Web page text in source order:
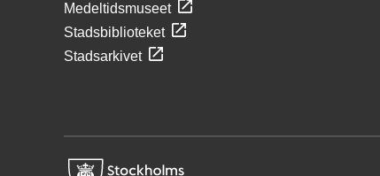
Medeltidsmuseet
Stadsbiblioteket
Stadsarkivet